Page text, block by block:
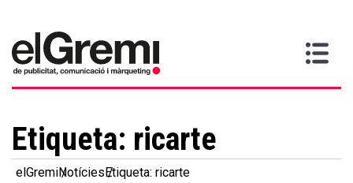
Inici
Gremi
>
Serveis
Contacta
Etiqueta: ricarte
elGremiNotíciesEtiqueta: ricarte